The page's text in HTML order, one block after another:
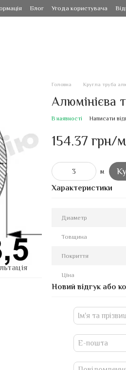
Блог Угода користувача
Головна Кругла труба
Алюмінієва
В наявності Написати
154.37 грн/м
м
Характеристики
Диаметр
Товщина
Покриття
Ціна
Новий відгук або